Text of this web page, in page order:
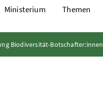
Ministerium Themen
Biodiversität-Botschafter:innen